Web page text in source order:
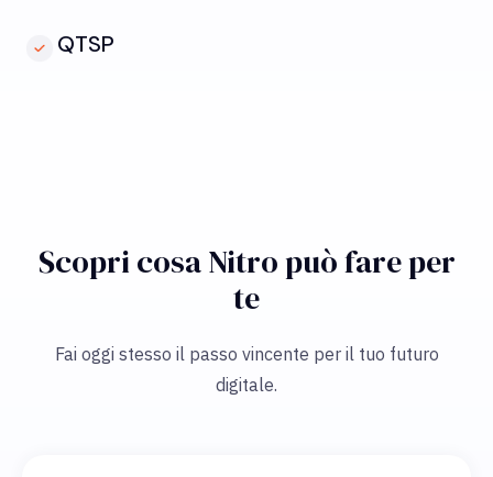
QTSP
Scopri cosa Nitro può fare per
te
Fai oggi stesso il passo vincente per il tuo futuro
digitale.